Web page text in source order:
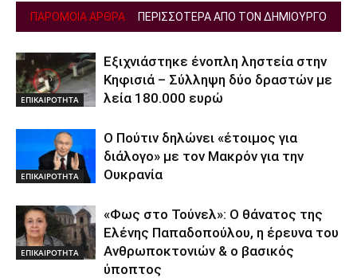
ΠΑΡΟΜΟΙΑ ΑΡΘΡΑ ΠΕΡΙΣΣΟΤΕΡΑ ΑΠΟ ΤΟΝ ΔΗΜΙΟΥΡΓΟ
ΕΠΙΚΑΙΡΟΤΗΤΑ
Εξιχνιάστηκε ένοπλη ληστεία στην
Κηφισιά – Σύλληψη δύο δραστών με
λεία 180.000 ευρώ
ΕΠΙΚΑΙΡΟΤΗΤΑ
Ο Πούτιν δηλώνει «έτοιμος για
διάλογο» με τον Μακρόν για την
Ουκρανία
ΕΠΙΚΑΙΡΟΤΗΤΑ
«Φως στο Τούνελ»: Ο θάνατος της
Ελένης Παπαδοπούλου, η έρευνα του
Ανθρωποκτονιών & ο βασικός
ύποπτος